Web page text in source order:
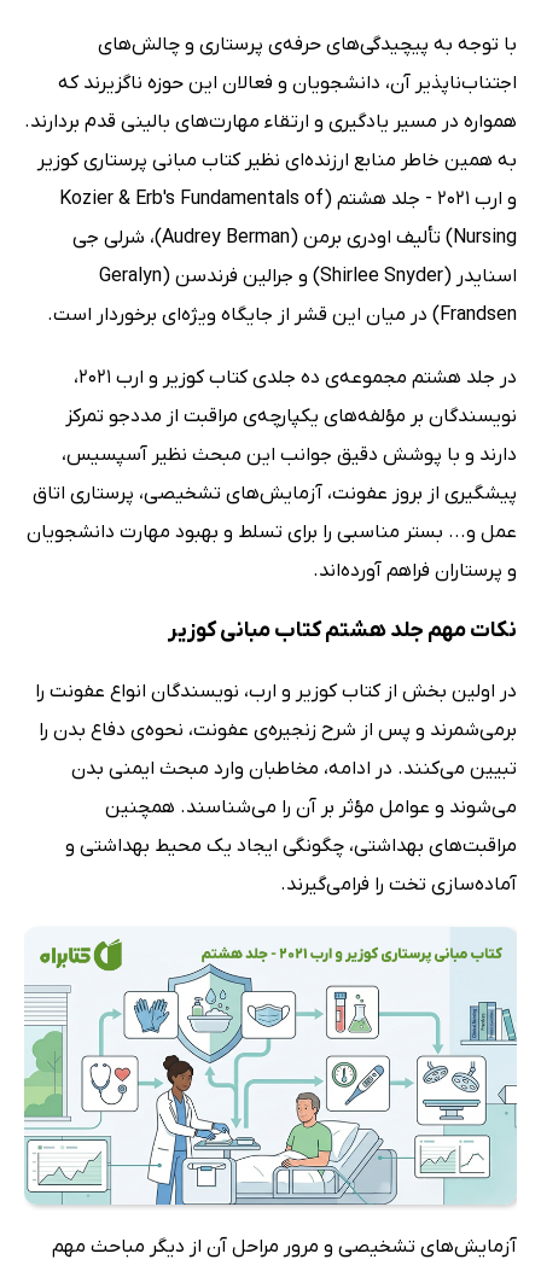
با توجه به پیچیدگی‌های حرفه‌ی پرستاری و چالش‌های
اجتناب‌ناپذیر آن، دانشجویان و فعالان این حوزه ناگزیرند که
همواره در مسیر یادگیری و ارتقاء مهارت‌های بالینی قدم بردارند.
به همین خاطر منابع ارزنده‌ای نظیر کتاب مبانی پرستاری کوزیر
و ارب 2021 - جلد هشتم (Kozier & Erb's Fundamentals of
Nursing) تألیف اودری برمن (Audrey Berman)، شرلی جی
اسنایدر (Shirlee Snyder) و جرالین فرندسن (Geralyn
Frandsen) در میان این قشر از جایگاه ویژه‌ای برخوردار است.
در جلد هشتم مجموعه‌ی ده جلدی کتاب کوزیر و ارب 2021،
نویسندگان بر مؤلفه‌های یکپارچه‌ی مراقبت از مددجو تمرکز
دارند و با پوشش دقیق جوانب این مبحث نظیر آسپسیس،
پیشگیری از بروز عفونت، آزمایش‌های تشخیصی، پرستاری اتاق
عمل و... بستر مناسبی را برای تسلط و بهبود مهارت دانشجویان
و پرستاران فراهم آورده‌اند.
نکات مهم جلد هشتم کتاب مبانی کوزیر
در اولین بخش از کتاب کوزیر و ارب، نویسندگان انواع عفونت را
برمی‌شمرند و پس از شرح زنجیره‌ی عفونت، نحوه‌ی دفاع بدن را
تبیین می‌کنند. در ادامه، مخاطبان وارد مبحث ایمنی بدن
می‌شوند و عوامل مؤثر بر آن را می‌شناسند. همچنین
مراقبت‌های بهداشتی، چگونگی ایجاد یک محیط بهداشتی و
آماده‌سازی تخت را فرامی‌گیرند.
آزمایش‌های تشخیصی و مرور مراحل آن از دیگر مباحث مهم